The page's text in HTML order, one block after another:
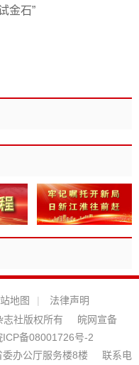
金石”
地图 |
法律声明
社版权所有
皖网宣备
ICP备08001726号-2
办公厅服务楼8楼
联系电